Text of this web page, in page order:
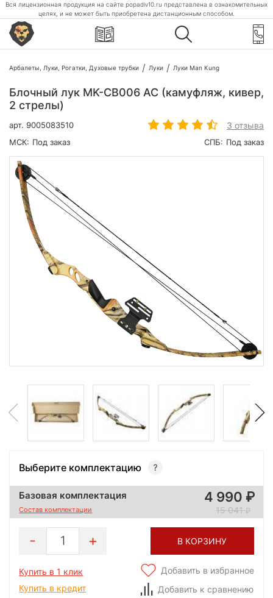
Вся лицензионная продукция на сайте popadiv10.ru представлена в ознакомительных
целях, и не может быть приобретена дистанционным способом.
Арбалеты, Луки, Рогатки, Духовые трубки Луки Луки Man Kung
Блочный лук MK-CB006 AC (камуфляж, кивер,
2 стрелы)
арт. 9005083510 3 отзыва
МСК: Под заказ СПБ: Под заказ
Выберите комплектацию
Базовая комплектация
Состав комплектации
4 990
15 041
1 В КОРЗИНУ
Купить в 1 клик
Купить в кредит
Добавить в избранное
Добавить к сравнению